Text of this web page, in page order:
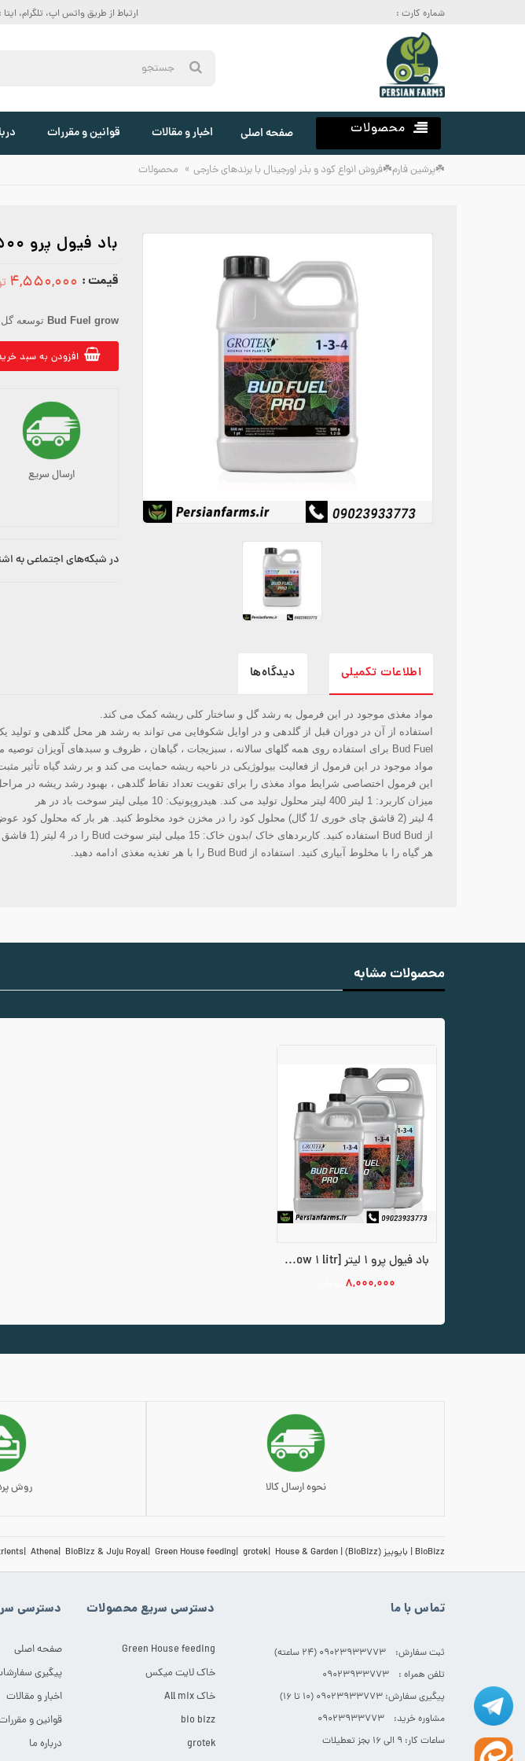
شماره کارت : ارتباط از طریق واتس اپ، تلگرام، ایتا :
محصولات صفحه اصلی اخبار و مقالات قوانین و مقررات
☘️پرشین فارم☘️فروش انواع کود و بذر اورجینال با برندهای خارجی » محصولات
باد فیول پرو 500 میل [BUD FUEL GROW 500 ML]
قیمت : ۴,۵۵۰,۰۰۰
Bud Fuel grow توسعه گل
افزودن به سبد
ارسال سریع
در شبکه‌های اجتماعی به
اطلاعات تکمیلی دیدگاه‌ها
مواد مغذی موجود در این فرمول به رشد گل و ساختار کلی ریشه کمک می کند.
استفاده از آن در دوران قبل از گلدهی و در اوایل شکوفایی می تواند به رشد هر محل گلدهی و
Bud Fuel برای استفاده روی همه گلهای سالانه ، سبزیجات ، گیاهان ، ظروف و سبدهای آویزان توصیه می شود.
مواد موجود در این فرمول از فعالیت بیولوژیکی در ناحیه ریشه حمایت می کند و بر رشد گیاه تأثیر
این فرمول اختصاصی شرایط مواد مغذی را برای تقویت تعداد نقاط گلدهی ، بهبود رشد ریشه در
میزان کاربرد: 1 لیتر 400 لیتر محلول تولید می کند. هیدروپونیک: 10 میلی لیتر سوخت باد در هر
4 لیتر (2 قاشق چای خوری /1 گال) محلول کود را در مخزن خود مخلوط کنید. هر بار که محلول کود عوض می شود ،
از Bud Bud استفاده کنید. کاربردهای خاک /بدون خاک: 15 میلی لیتر سوخت Bud را در 4 لیتر (1 قاشق غذاخوری /1 گال) محلول کود مخلوط کنید.
هر گیاه را با مخلوط آبیاری کنید. استفاده از Bud Bud را با هر تغذیه مغذی ادامه دهید.
محصولات مشابه
باد فیول پرو 1 لیتر [Bud Fuel grow 1 litr]
۸,۰۰۰,۰۰۰
افزودن به سبد خرید
نحوه ارسال کالا روش
BioBizz بایوبیز (BioBizz) Athena BioBizz & Juju Royal Green House feeding grotek House & Garden
تماس با ما
ثبت سفارش: 09023933773 (۲۴ ساعته)
تلفن همراه : 09023933773
پیگیری سفارش: 09023933773 (۱۰ تا ۱۶)
مشاوره خرید: 09023933773
ساعات کار: ۹ الی ۱۶ بجز تعطیلات
دسترسی سریع محصولات
Green House feeding
خاک لایت میکس
خاک All mix
bio bizz
grotek
دسترسی
صفحه اصلی
پیگیری
اخبار و مقالات
قوانین و
درباره ما